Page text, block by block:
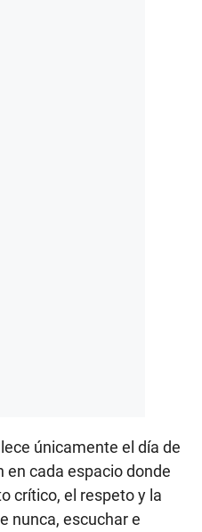
únicamente el día de
en cada espacio donde
crítico, el respeto y la
nunca, escuchar e